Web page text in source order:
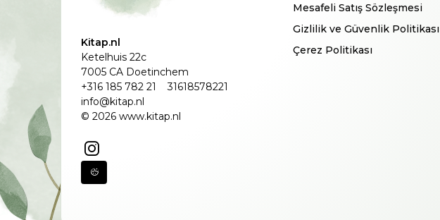
Kitap.nl
Ketelhuis 22c
7005 CA Doetinchem
+316 185 782 21
31618578221
info@kitap.nl
© 2026 www.kitap.nl
Mesafeli Satış Sözleşmesi
Gizlilik ve Güvenlik Politikası
Çerez Politikası